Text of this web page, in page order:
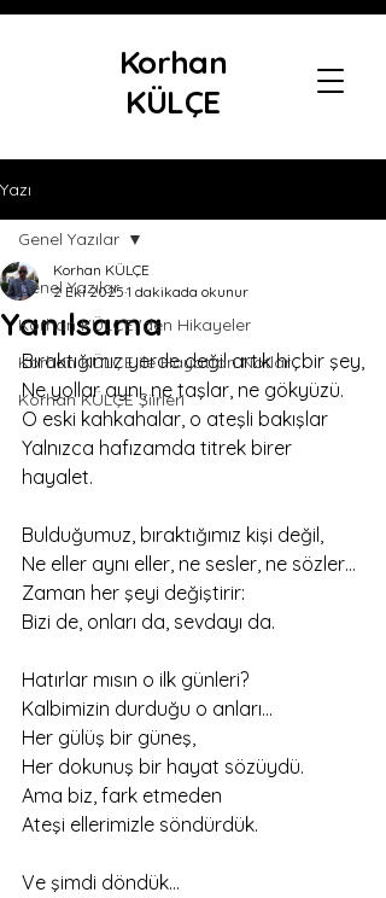
Korhan
KÜLÇE
Yazı
Genel Yazılar
Korhan KÜLÇE 'den Hikayeler
Korhan KÜLÇE ile Hayattan Notlar
Korhan KÜLÇE Şiirleri
Genel Yazılar
Yanılsama
Korhan KÜLÇE
2 Eki 2025 1 dakikada okunur
‎Bıraktığımız yerde değil artık hiçbir şey,
‎Ne yollar aynı, ne taşlar, ne gökyüzü.
‎O eski kahkahalar, o ateşli bakışlar
‎Yalnızca hafızamda titrek birer
hayalet.
‎Bulduğumuz, bıraktığımız kişi değil,
‎Ne eller aynı eller, ne sesler, ne sözler…
‎Zaman her şeyi değiştirir:
‎Bizi de, onları da, sevdayı da.
‎Hatırlar mısın o ilk günleri?
‎Kalbimizin durduğu o anları…
‎Her gülüş bir güneş,
‎Her dokunuş bir hayat sözüydü.
‎Ama biz, fark etmeden
‎Ateşi ellerimizle söndürdük.
‎Ve şimdi döndük…